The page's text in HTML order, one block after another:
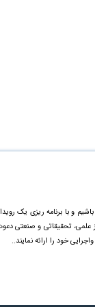
و با برنامه ریزی یک
علمی، تحقیقاتی و صنعتی
خود را ارائه نمایند..